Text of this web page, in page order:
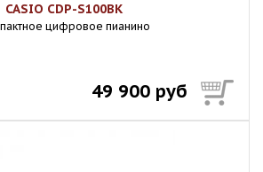
CASIO CDP-S100BK
цифровое пианино
49 900 руб